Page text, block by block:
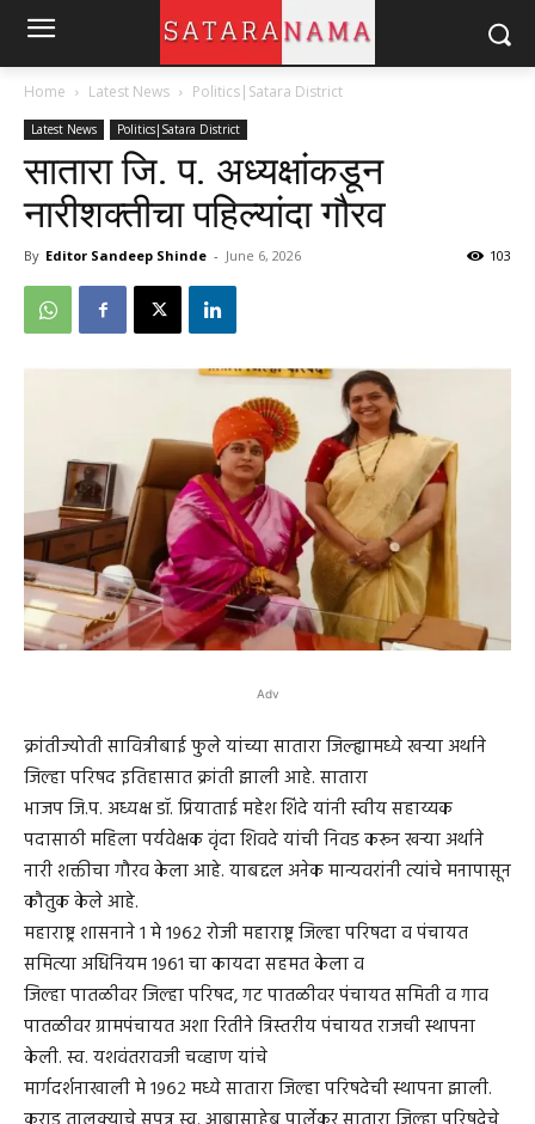
Home Latest News Politics|Satara District
Latest News Politics|Satara District
सातारा जि. प. अध्यक्षांकडून
नारीशक्तीचा पहिल्यांदा गौरव
By Editor Sandeep Shinde - June 6, 2026 103
Adv
क्रांतीज्योती सावित्रीबाई फुले यांच्या सातारा जिल्ह्यामध्ये खऱ्या अर्थाने
जिल्हा परिषद इतिहासात क्रांती झाली आहे. सातारा
भाजप जि.प. अध्यक्ष डॉ. प्रियाताई महेश शिंदे यांनी स्वीय सहाय्यक
पदासाठी महिला पर्यवेक्षक वृंदा शिवदे यांची निवड करून खऱ्या अर्थाने
नारी शक्तीचा गौरव केला आहे. याबद्दल अनेक मान्यवरांनी त्यांचे मनापासून
कौतुक केले आहे.
महाराष्ट्र शासनाने १ मे १९६२ रोजी महाराष्ट्र जिल्हा परिषदा व पंचायत
समित्या अधिनियम १९६१ चा कायदा सहमत केला व
जिल्हा पातळीवर जिल्हा परिषद, गट पातळीवर पंचायत समिती व गाव
पातळीवर ग्रामपंचायत अशा रितीने त्रिस्तरीय पंचायत राजची स्थापना
केली. स्व. यशवंतरावजी चव्हाण यांचे
मार्गदर्शनाखाली मे १९६२ मध्ये सातारा जिल्हा परिषदेची स्थापना झाली.